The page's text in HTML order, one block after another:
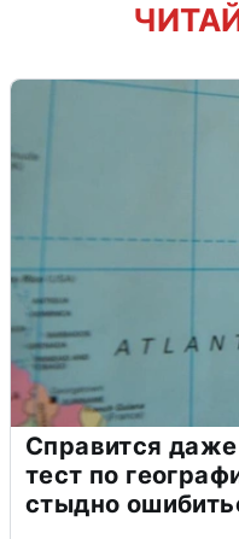
Справится
тест по
стыдно